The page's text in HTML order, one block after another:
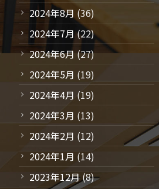
2024年8月 (36)
2024年7月(22)
2024年6月 (27)
2024年5月 (19)
2024年4月 (19)
2024年3月 (13)
2024年2月 (12)
2024年1月 (14)
2023年12月(8)